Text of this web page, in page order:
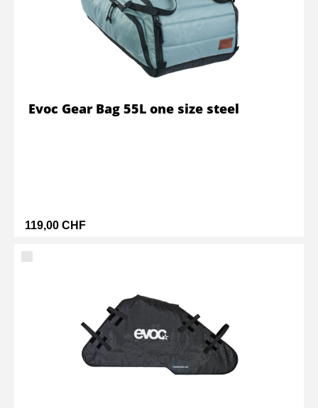
119,00 CHF
Evoc Gear Bag 55L one size steel